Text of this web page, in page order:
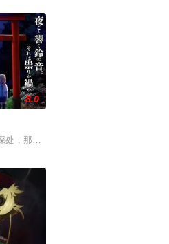
事。幸好她身边有
！虽然每个人都拥有耀眼夺目的个性与
8.0
处，那一片禁止入内的区域里，存在着